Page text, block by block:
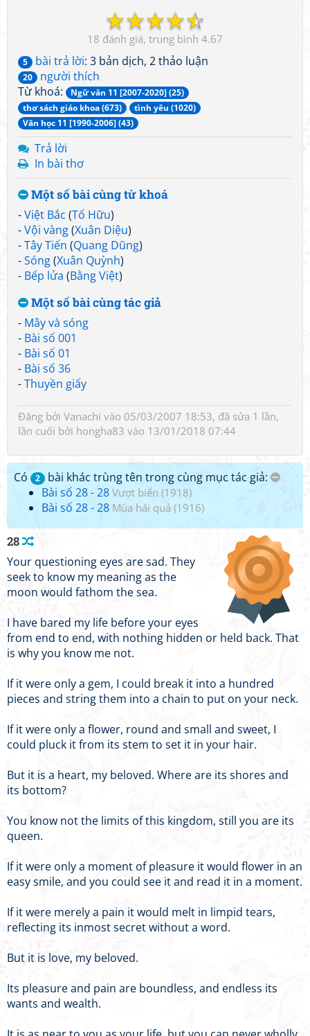
☆
☆
☆
☆
☆
18 4.67
5 bài trả lời: 3 bản dịch, 2 thảo luận
20
người thích
Từ khoá:
Ngữ văn 11 [2007-2020] (25)
thơ sách giáo khoa (673)
tình yêu (1020)
Văn học 11 [1990-2006] (43)
Trả lời
In bài thơ
Một số bài cùng từ khoá
-Việt Bắc (Tố Hữu)
-Vội vàng(Xuân Diệu)
-Tây Tiến (Quang Dũng)
-Sóng(Xuân Quỳnh)
- Bếp lửa (Bằng Việt)
Một số bài cùng tác giả
- Mây và sóng
- Bài số 001
- Bài số 01
- Bài số 36
-Thuyền giấy
Đăng bởi Vanachi vào 05/03/2007 18:53, đã sửa 1 lần,
lần cuối bởi hongha83 vào 13/01/2018 07:44
Có 2
bài khác trùng tên trong cùng mục tác giả:
Bài số 28 - 28 Vượt biển (1918)
Bài số 28 - 28 Mùa hái quả (1916)
28
Your questioning eyes are sad. They
seek to know my meaning as the
moon would fathom the sea.
I have bared my life before your eyes
from end to end, with nothing hidden or held back. That
is why you know me not.
If it were only a gem, I could break it into a hundred
pieces and string them into a chain to put on your neck.
If it were only a flower, round and small and sweet, I
could pluck it from its stem to set it in your hair.
But it is a heart, my beloved. Where are its shores and
its bottom?
You know not the limits of this kingdom, still you are its
queen.
If it were only a moment of pleasure it would flower in an
easy smile, and you could see it and read it in a moment.
If it were merely a pain it would melt in limpid tears,
reflecting its inmost secret without a word.
But it is love, my beloved.
Its pleasure and pain are boundless, and endless its
wants and wealth.